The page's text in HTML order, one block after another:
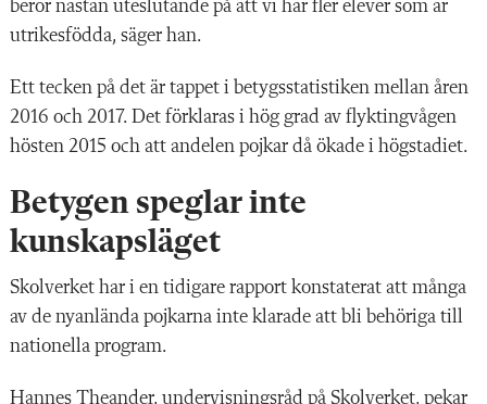
beror nästan uteslutande på att vi har fler elever som är
utrikesfödda, säger han.
Ett tecken på det är tappet i betygsstatistiken mellan åren
2016 och 2017. Det förklaras i hög grad av flyktingvågen
hösten 2015 och att andelen pojkar då ökade i högstadiet.
Betygen speglar inte
kunskapsläget
Skolverket har i en tidigare rapport konstaterat att många
av de nyanlända pojkarna inte klarade att bli behöriga till
nationella program.
Hannes Theander, undervisningsråd på Skolverket, pekar